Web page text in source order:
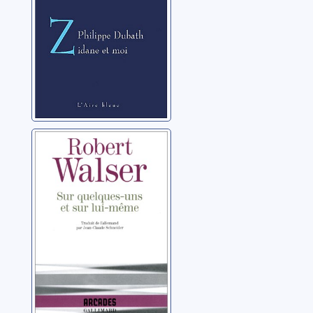
Sur quelques-
uns et sur lui-
même
Walser, Robert